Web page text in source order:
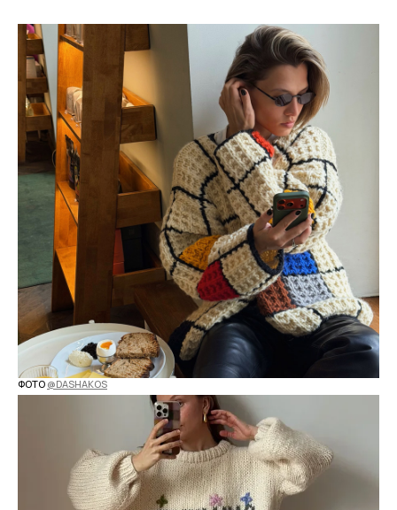
ФОТО @DASHAKOS